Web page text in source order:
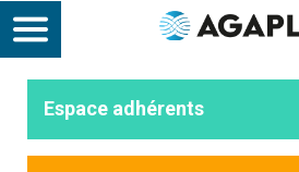
Espace adhérents